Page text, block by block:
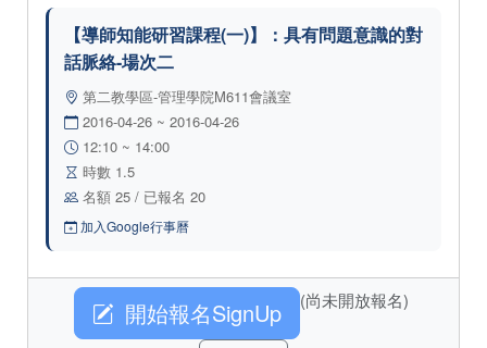
【導師知能研習課程(一)】：具有問題意識的對
話脈絡-場次二
第二教學區-管理學院M611會議室
2016-04-26 ~ 2016-04-26
12:10 ~ 14:00
時數 1.5
名額 25 / 已報名 20
加入Google行事曆
開始報名SignUp (尚未開放報名)